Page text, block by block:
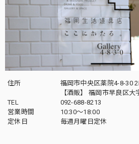
住所
福岡市中央区
【酒販】 福岡市早良区大
TEL
092-688-8213
営業時間
10:30～18:00
定休日
毎週月曜日定休